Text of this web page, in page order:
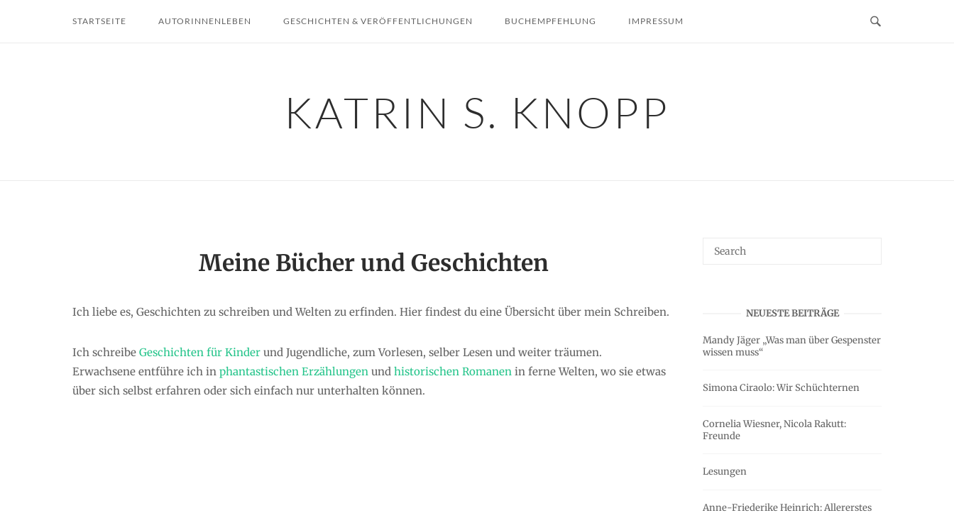
STARTSEITE AUTORINNENLEBEN GESCHICHTEN & VERÖFFENTLICHUNGEN BUCHEMPFEHLUNG IMPRESSUM
KATRIN S. KNOPP
Meine Bücher und Geschichten
Ich liebe es, Geschichten zu schreiben und Welten zu erfinden. Hier findest du eine Übersicht über mein Schreiben.
Ich schreibe Geschichten für Kinder und Jugendliche, zum Vorlesen, selber Lesen und weiter träumen.
Erwachsene entführe ich in phantastischen Erzählungen und historischen Romanen in ferne Welten, wo sie etwas
über sich selbst erfahren oder sich einfach nur unterhalten können.
NEUESTE BEITRÄGE
Mandy Jäger „Was man über Gespenster
wissen muss“
Simona Ciraolo: Wir Schüchternen
Cornelia Wiesner, Nicola Rakutt:
Freunde
Lesungen
Anne-Friederike Heinrich: Allererstes